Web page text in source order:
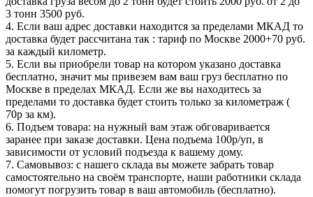
3 тонн 3500 руб.
4. Если ваш адрес доставки находится за пределами МКАД то
доставка будет рассчитана так : тариф по Москве 2000+70 руб.
за каждый километр.
5. Если вы приобрели товар на котором указано доставка
бесплатно, значит мы привезем вам ваш груз бесплатно по
Москве в пределах МКАД. Если же вы находитесь за
пределами то доставка будет стоить только за километраж (
70р за км).
6. Подъем товара: на нужный вам этаж обговаривается
заранее при заказе доставки. Цена подъема 100р/уп, в
зависимости от условий подъезда к вашему дому.
7. Самовывоз: с нашего склада вы можете забрать товар
самостоятельно на своём транспорте, наши работники склада
помогут погрузить товар в ваш автомобиль (бесплатно).